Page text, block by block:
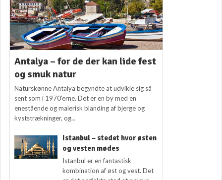
Antalya – for de der kan lide fest
og smuk natur
Naturskønne Antalya begyndte at udvikle sig så
sent som i 1970’erne. Det er en by med en
enestående og malerisk blanding af bjerge og
kyststrækninger, og...
Istanbul – stedet hvor østen
og vesten mødes
Istanbul er en fantastisk
kombination af øst og vest. Det